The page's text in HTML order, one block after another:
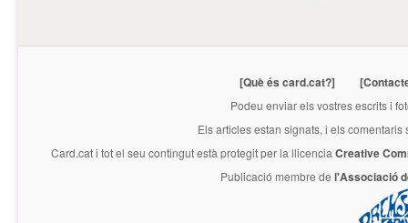
[Què és card.cat?]
Podeu enviar els vostres escrits i
Els articles estan signats, i els
Card.cati tot el seu contingut està protegit per la llicencia Creative
Publicació membre de l'Associació